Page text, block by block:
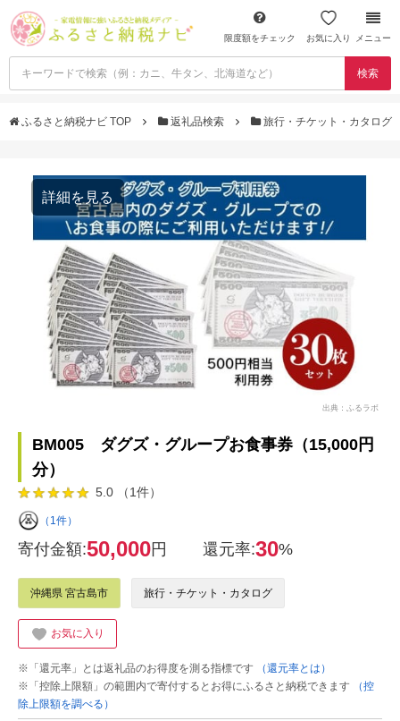
限度額をチェック お気に入り メニュー
検索
ふるさと納税ナビ TOP 返礼品検索 旅行・チケット・カタログ
詳細を見る
出典：ふるラボ
BM005 ダグズ・グループお食事券（15,000円
分）
5.0 （1件）
（1件）
寄付金額:50,000円 還元率:30%
沖縄県 宮古島市 旅行・チケット・カタログ
お気に入り
※「還元率」とは返礼品のお得度を測る指標です
（還元率とは）
※「控除上限額」の範囲内で寄付するとお得にふるさと納税できます
（控
除上限額を調べる）